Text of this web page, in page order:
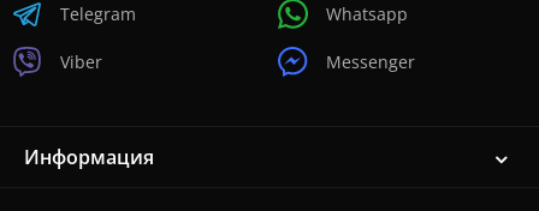
Telegram
Viber
Whatsapp
Messenger
Информация